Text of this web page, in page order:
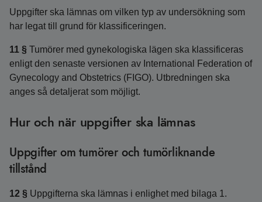
Uppgifter ska lämnas om vilken typ av undersökning som
har legat till grund för klassificeringen.
11 § Tumörer med gynekologiska lägen ska klassificeras
enligt den senaste versionen av International Federation of
Gynecology and Obstetrics (FIGO). Utbredningen ska
anges så detaljerat som möjligt.
Hur och när uppgifter ska lämnas
Uppgifter om tumörer och tumörliknande
tillstånd
12 § Uppgifterna ska lämnas i enlighet med bilaga 1.